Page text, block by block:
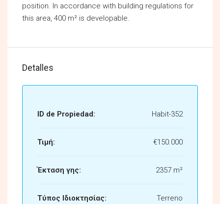
position. In accordance with building regulations for
this area, 400 m² is developable.
Detalles
ID de Propiedad: Habit-352
Τιμή: €150.000
Έκταση γης: 2357 m²
Τύπος Ιδιοκτησίας: Terreno